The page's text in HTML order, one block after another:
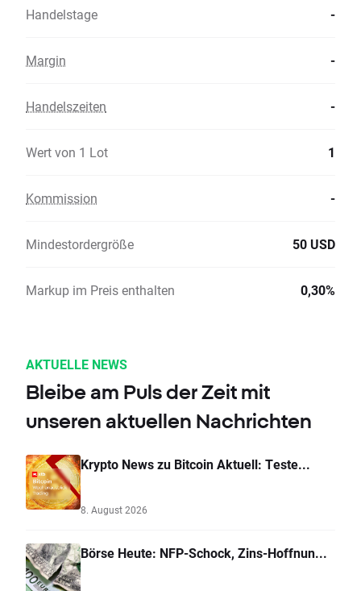
Handelstage -
Margin -
Handelszeiten -
Wert von 1 Lot 1
Kommission -
Mindestordergröße 50 USD
Markup im Preis enthalten 0,30%
AKTUELLE NEWS
Bleibe am Puls der Zeit mit
unseren aktuellen Nachrichten
Krypto News zu Bitcoin Aktuell: Teste...
8. August 2026
Börse Heute: NFP-Schock, Zins-Hoffnun...